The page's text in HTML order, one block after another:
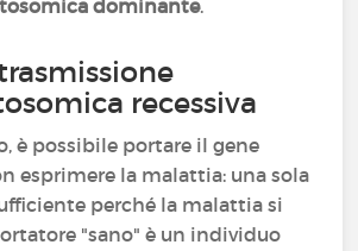
dominante.
recessiva
è possibile portare il gene
esprimere la malattia: una sola
perché la malattia si
"sano" è un individuo